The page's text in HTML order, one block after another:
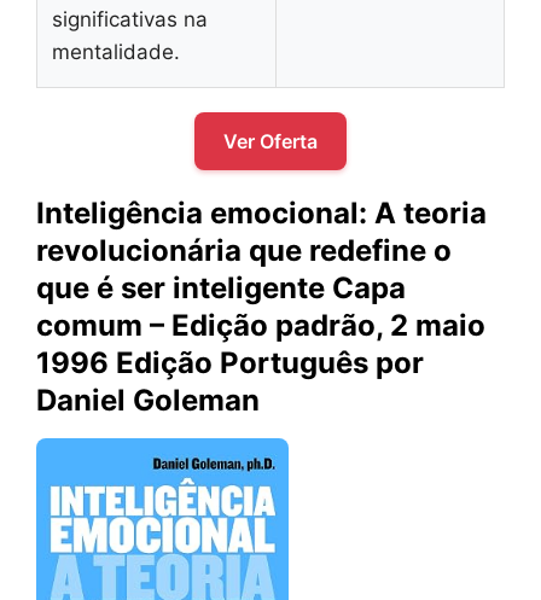
significativas na
mentalidade.
Ver Oferta
Inteligência emocional: A teoria
revolucionária que redefine o
que é ser inteligente Capa
comum – Edição padrão, 2 maio
1996 Edição Português por
Daniel Goleman